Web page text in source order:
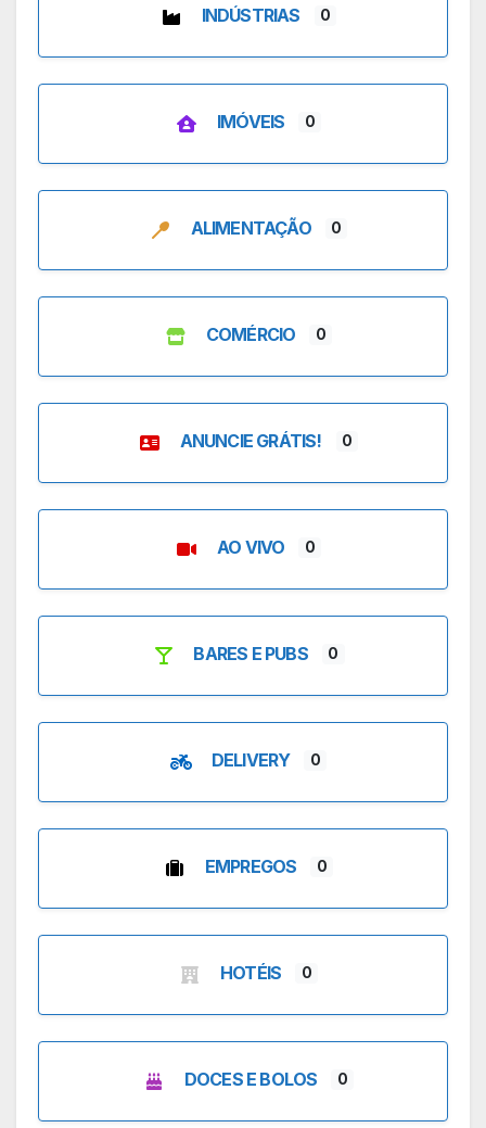
INDÚSTRIAS 0
IMÓVEIS 0
ALIMENTAÇÃO 0
COMÉRCIO 0
ANUNCIE GRÁTIS! 0
AO VIVO 0
BARES E PUBS 0
DELIVERY 0
EMPREGOS 0
HOTÉIS 0
DOCES E BOLOS 0